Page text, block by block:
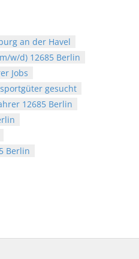
an der Havel
w/d) 12685 Berlin
Jobs
gesucht
12685 Berlin
Berlin